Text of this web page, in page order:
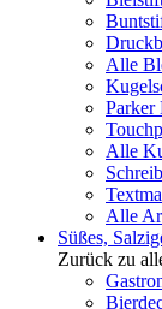
Alle
Parker
Alle
Alle
Süßes,
Zurück zu